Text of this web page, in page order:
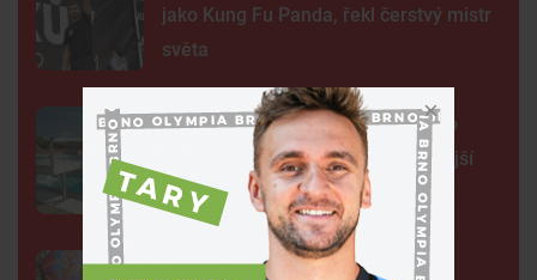
jako Kung Fu Panda, řekl čerstvý mistr
světa
Na plovárně ve Znojmě se popralo
třicet lidí. Přibudou kamery i častější
hlídky
FOTO: Ulicemi Brna se prohnal